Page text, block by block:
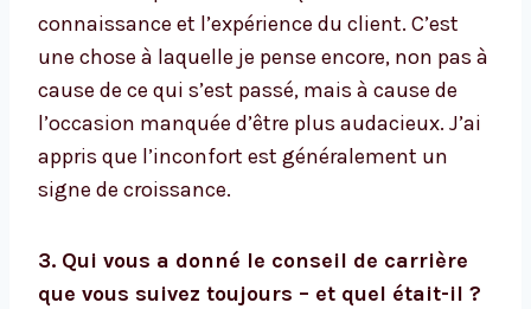
connaissance et l’expérience du client. C’est
une chose à laquelle je pense encore, non pas à
cause de ce qui s’est passé, mais à cause de
l’occasion manquée d’être plus audacieux. J’ai
appris que l’inconfort est généralement un
signe de croissance.
3. Qui vous a donné le conseil de carrière
que vous suivez toujours – et quel était-il ?